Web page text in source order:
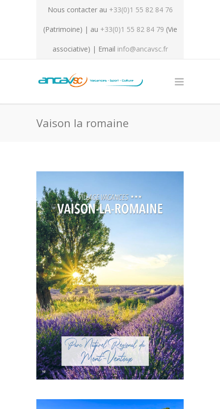
Nous contacter au +33(0)1 55 82 84 76
(Patrimoine) | au +33(0)1 55 82 84 79 (Vie
associative) | Email info@ancavsc.fr
Vaison la romaine